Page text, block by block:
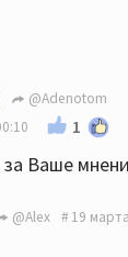
Anthem и
@Adenotom
1
Ваше
@Alex 19